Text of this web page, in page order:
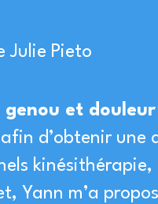
Julie Pieto
et
d’obtenir une
Yann m’a